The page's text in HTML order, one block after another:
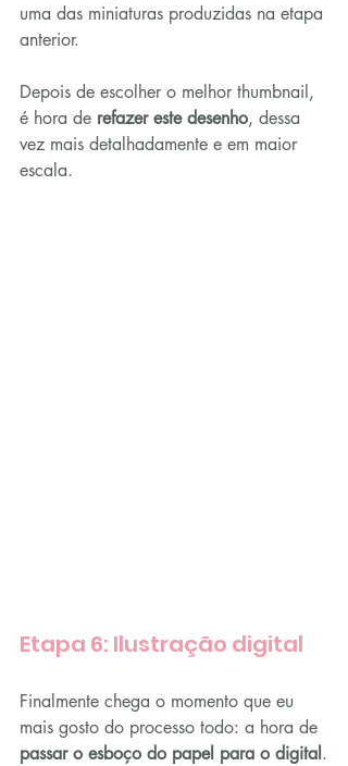
uma das miniaturas produzidas na etapa
anterior.
Depois de escolher o melhor thumbnail,
é hora de refazer este desenho, dessa
vez mais detalhadamente e em maior
escala.
Etapa 6: Ilustração digital
Finalmente chega o momento que eu
mais gosto do processo todo: a hora de
passar o esboço do papel para o digital.